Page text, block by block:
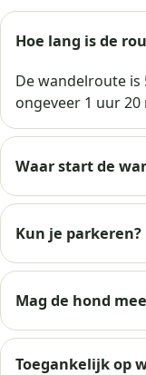
Hoe lang is de
De wandelroute is
ongeveer 1 uur 20
Waar start de
Kun je parkeren?
Mag de hond
Toegankelijk op